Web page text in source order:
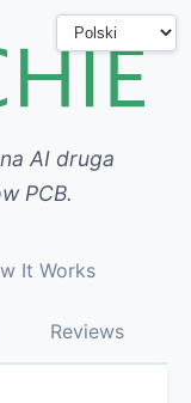
AI druga
PCB.
It Works
Reviews